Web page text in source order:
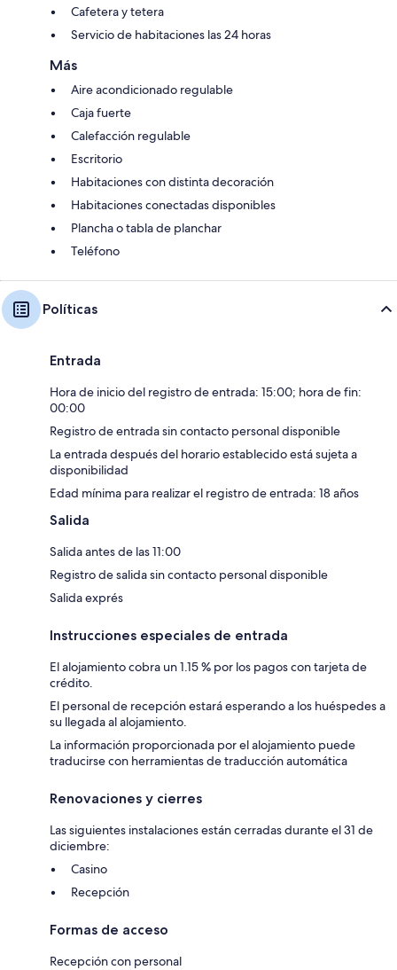
Cafetera y tetera
Servicio de habitaciones las 24 horas
Más
Aire acondicionado regulable
Caja fuerte
Calefacción regulable
Escritorio
Habitaciones con distinta decoración
Habitaciones conectadas disponibles
Plancha o tabla de planchar
Teléfono
Políticas
Entrada
Hora de inicio del registro de entrada: 15:00; hora de fin:
00:00
Registro de entrada sin contacto personal disponible
La entrada después del horario establecido está sujeta a
disponibilidad
Edad mínima para realizar el registro de entrada: 18 años
Salida
Salida antes de las 11:00
Registro de salida sin contacto personal disponible
Salida exprés
Instrucciones especiales de entrada
El alojamiento cobra un 1.15 % por los pagos con tarjeta de
crédito.
El personal de recepción estará esperando a los huéspedes a
su llegada al alojamiento.
La información proporcionada por el alojamiento puede
traducirse con herramientas de traducción automática
Renovaciones y cierres
Las siguientes instalaciones están cerradas durante el 31 de
diciembre:
Casino
Recepción
Formas de acceso
Recepción con personal